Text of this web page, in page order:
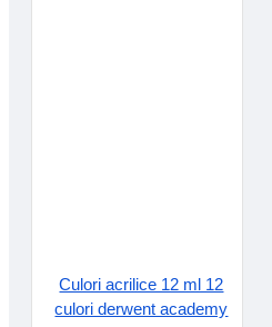
Culori acrilice 12 ml 12
culori derwent academy